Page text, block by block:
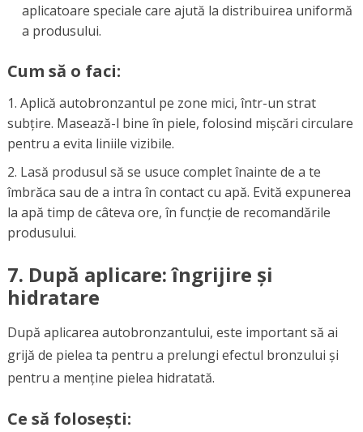
aplicatoare speciale care ajută la distribuirea uniformă
a produsului.
Cum să o faci:
Aplică autobronzantul pe zone mici, într-un strat
subțire. Masează-l bine în piele, folosind mișcări circulare
pentru a evita liniile vizibile.
Lasă produsul să se usuce complet înainte de a te
îmbrăca sau de a intra în contact cu apă. Evită expunerea
la apă timp de câteva ore, în funcție de recomandările
produsului.
7. După aplicare: îngrijire și
hidratare
După aplicarea autobronzantului, este important să ai
grijă de pielea ta pentru a prelungi efectul bronzului și
pentru a menține pielea hidratată.
Ce să folosești: